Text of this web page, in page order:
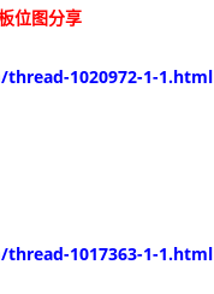
位图分享
1020972-1-1.html
1017363-1-1.html